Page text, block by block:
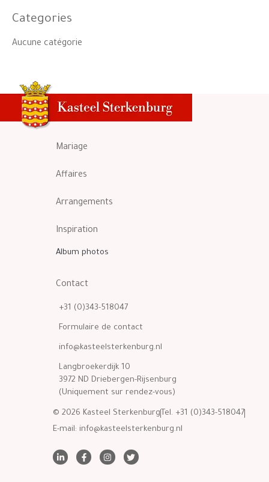
Categories
Aucune catégorie
Mariage
Affaires
Arrangements
Inspiration
Album photos
Contact
+31 (0)343-518047
Formulaire de contact
info@kasteelsterkenburg.nl
Langbroekerdijk 10
3972 ND Driebergen-Rijsenburg
(Uniquement sur rendez-vous)
© 2026 Kasteel Sterkenburg Tel. +31 (0)343-518047
E-mail: info@kasteelsterkenburg.nl
i
F
a
I
n
T
w